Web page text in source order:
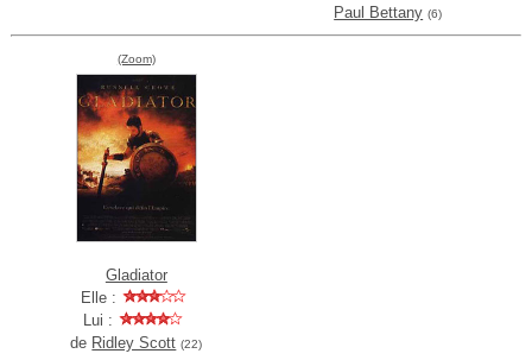
Paul Bettany (6)
(Zoom)
Gladiator
Elle :
Lui :
de Ridley Scott (22)